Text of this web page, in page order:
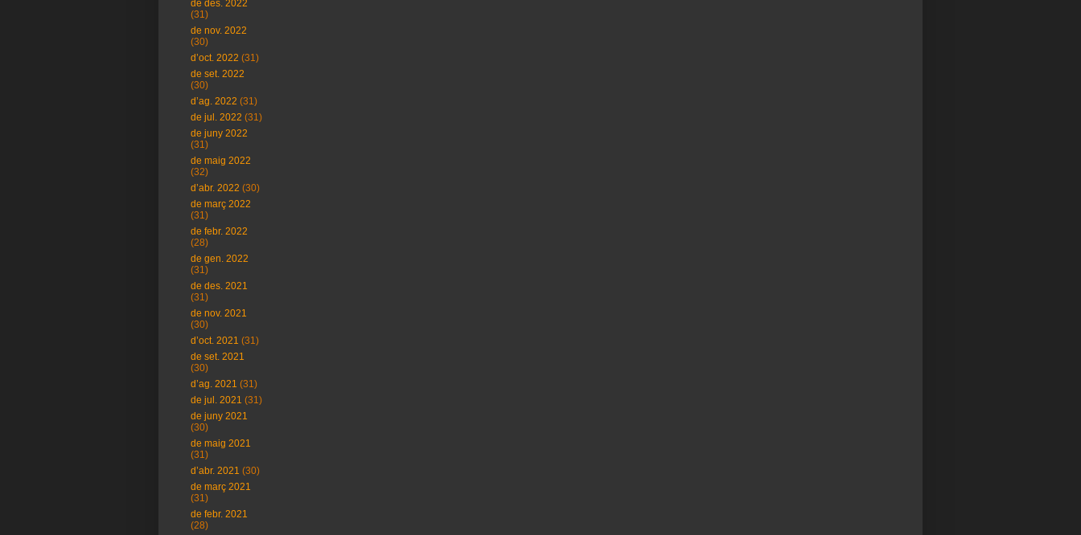
de des. 2022
(31)
de nov. 2022
(30)
d’oct. 2022 (31)
de set. 2022
(30)
d’ag. 2022 (31)
de jul. 2022 (31)
de juny 2022
(31)
de maig 2022
(32)
d’abr. 2022 (30)
de març 2022
(31)
de febr. 2022
(28)
de gen. 2022
(31)
de des. 2021
(31)
de nov. 2021
(30)
d’oct. 2021 (31)
de set. 2021
(30)
d’ag. 2021 (31)
de jul. 2021 (31)
de juny 2021
(30)
de maig 2021
(31)
d’abr. 2021 (30)
de març 2021
(31)
de febr. 2021
(28)